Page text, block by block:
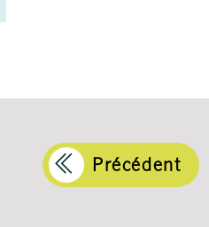
Précédent